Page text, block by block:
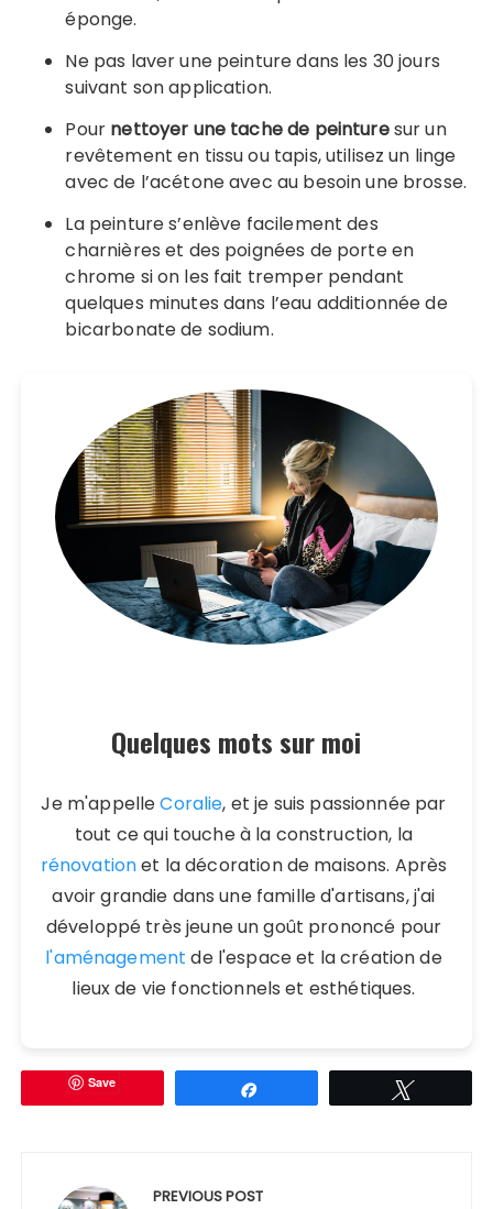
éponge.
Ne pas laver une peinture dans les 30 jours
suivant son application.
Pour nettoyer une tache de peinturesur un
revêtement en tissu ou tapis, utilisez un linge
avec de l’acétone avec au besoin une brosse.
La peinture s’enlève facilement des
charnières et des poignées de porte en
chrome si on les fait tremper pendant
quelques minutes dans l’eau additionnée de
bicarbonate de sodium.
Quelques mots sur moi
Je m'appelleCoralie, et je suis passionnée par
tout ce qui touche à la construction, la
rénovationet la décoration de maisons. Après
avoir grandie dans une famille d'artisans, j'ai
développé très jeune un goût prononcé pour
l'aménagement de l'espace et la création de
lieux de vie fonctionnels et esthétiques.
Save
PREVIOUS POST